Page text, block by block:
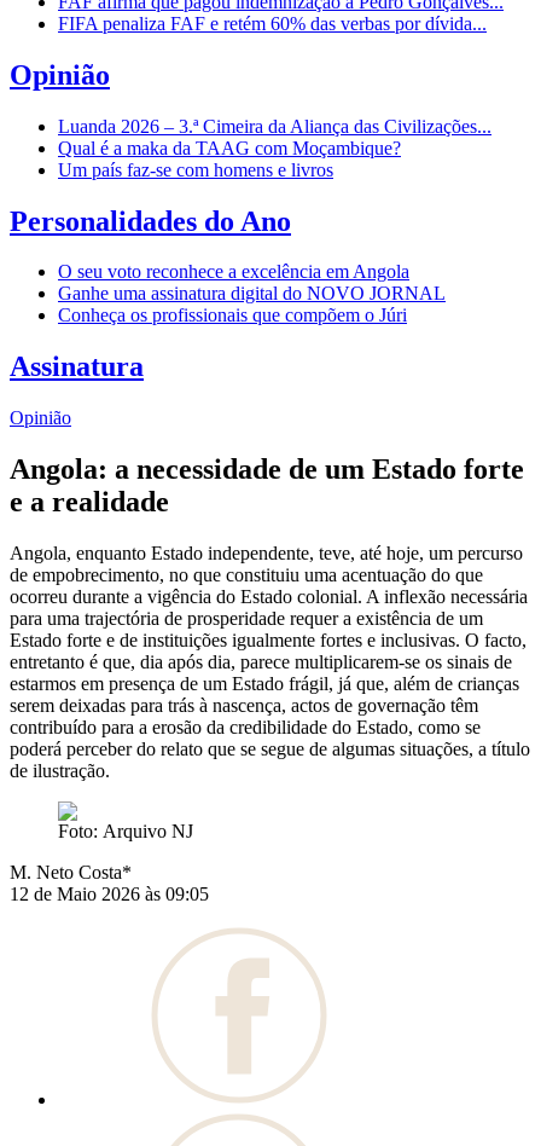
FIFA penaliza FAF e retém 60% das verbas por dívida...
Opinião
Luanda 2026 – 3.ª Cimeira da Aliança das Civilizações...
Qual é a maka da TAAG com Moçambique?
Um país faz-se com homens e livros
Personalidades do Ano
O seu voto reconhece a excelência em Angola
Ganhe uma assinatura digital do NOVO JORNAL
Conheça os profissionais que compõem o Júri
Assinatura
Opinião
Angola: a necessidade de um Estado forte
e a realidade
Angola, enquanto Estado independente, teve, até hoje, um percurso
de empobrecimento, no que constituiu uma acentuação do que
ocorreu durante a vigência do Estado colonial. A inflexão necessária
para uma trajectória de prosperidade requer a existência de um
Estado forte e de instituições igualmente fortes e inclusivas. O facto,
entretanto é que, dia após dia, parece multiplicarem-se os sinais de
estarmos em presença de um Estado frágil, já que, além de crianças
serem deixadas para trás à nascença, actos de governação têm
contribuído para a erosão da credibilidade do Estado, como se
poderá perceber do relato que se segue de algumas situações, a título
de ilustração.
Foto: Arquivo NJ
M. Neto Costa*
12 de Maio 2026 às 09:05